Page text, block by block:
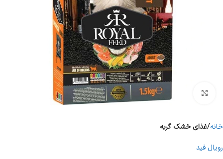
برای بزرگنمایی کلیک کنید
خانه غذای خشک گربه
رویال فید